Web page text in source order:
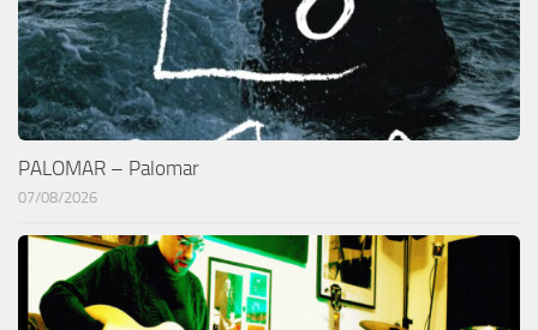
PALOMAR – Palomar
07/08/2026